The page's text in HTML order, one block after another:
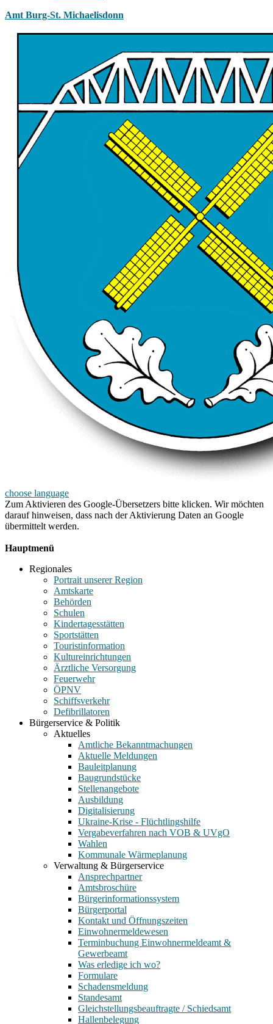
Amt Burg-St. Michaelisdonn
choose language
Zum Aktivieren des Google-Übersetzers bitte klicken. Wir möchten
darauf hinweisen, dass nach der Aktivierung Daten an Google
übermittelt werden.
Hauptmenü
Regionales
Portrait unserer Region
Amtskarte
Behörden
Schulen
Kindertagesstätten
Sportstätten
Touristinformation
Kultureinrichtungen
Ärztliche Versorgung
Feuerwehr
ÖPNV
Schiffsverkehr
Defibrillatoren
Bürgerservice & Politik
Aktuelles
Amtliche Bekanntmachungen
Aktuelle Meldungen
Bauleitplanung
Baugrundstücke
Stellenangebote
Ausbildung
Digitalisierung
Ukraine-Krise - Flüchtlingshilfe
Vergabeverfahren nach VOB & UVgO
Wahlen
Kommunale Wärmeplanung
Verwaltung & Bürgerservice
Ansprechpartner
Amtsbroschüre
Bürgerinformationssystem
Bürgerportal
Kontakt und Öffnungszeiten
Einwohnermeldewesen
Terminbuchung Einwohnermeldeamt &
Gewerbeamt
Was erledige ich wo?
Formulare
Schadensmeldung
Standesamt
Gleichstellungsbeauftragte / Schiedsamt
Hallenbelegung